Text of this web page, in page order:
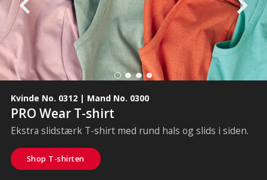
Kvinde No. 0312 | Mand No. 0300
PRO Wear T-shirt
Ekstra slidstærk T-shirt med rund hals og slids i siden.
Shop T-shirten